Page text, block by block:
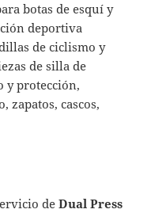
botas de esquí y
deportiva
de ciclismo y
de silla de
y protección,
zapatos, cascos,
deDual Press